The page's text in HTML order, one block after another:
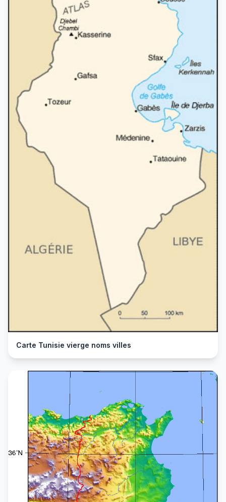
Carte Tunisie vierge noms villes